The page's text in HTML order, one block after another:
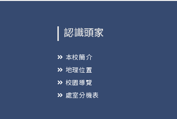
認識頭家
本校簡介
地理位置
校園導覽
處室分機表